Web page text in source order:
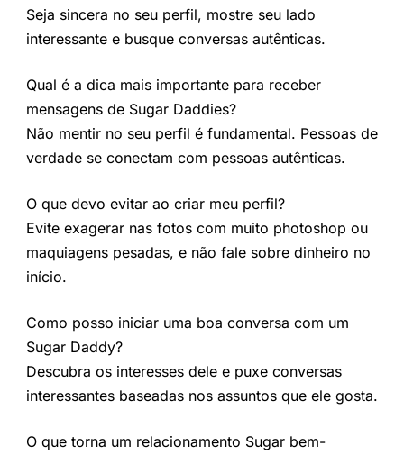
Seja sincera no seu perfil, mostre seu lado
interessante e busque conversas autênticas.
Qual é a dica mais importante para receber
mensagens de Sugar Daddies?
Não mentir no seu perfil é fundamental. Pessoas de
verdade se conectam com pessoas autênticas.
O que devo evitar ao criar meu perfil?
Evite exagerar nas fotos com muito photoshop ou
maquiagens pesadas, e não fale sobre dinheiro no
início.
Como posso iniciar uma boa conversa com um
Sugar Daddy?
Descubra os interesses dele e puxe conversas
interessantes baseadas nos assuntos que ele gosta.
O que torna um relacionamento Sugar bem-